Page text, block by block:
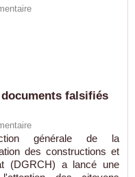
falsifiés
générale de la
des constructions et
(DGRCH) a lancé une